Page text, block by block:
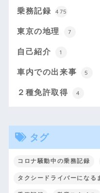
乗務記録 475
東京の地理 7
自己紹介 1
車内での出来事 5
２種免許取得 4
タグ
コロナ騒動中の乗務記録
タクシードライバーになる